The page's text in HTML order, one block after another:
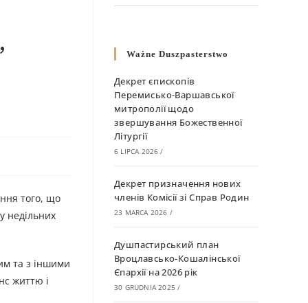
того, що
недільних
та з іншими
життю і
Ważne Duszpasterstwo
Декрет єпископів
Перемисько-Варшавської
митрополії щодо
звершування Божественної
Літургії
6 LIPCA 2026 /
Декрет призначення нових
членів Комісії зі Справ Родин
23 MARCA 2026 /
Душпастирський план
Вроцлавсько-Кошалінської
Єпархії на 2026 рік
30 GRUDNIA 2025 /